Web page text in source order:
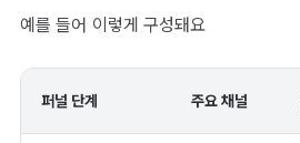
예를 들어 이렇게 구성돼요
퍼널 단계 주요 채널